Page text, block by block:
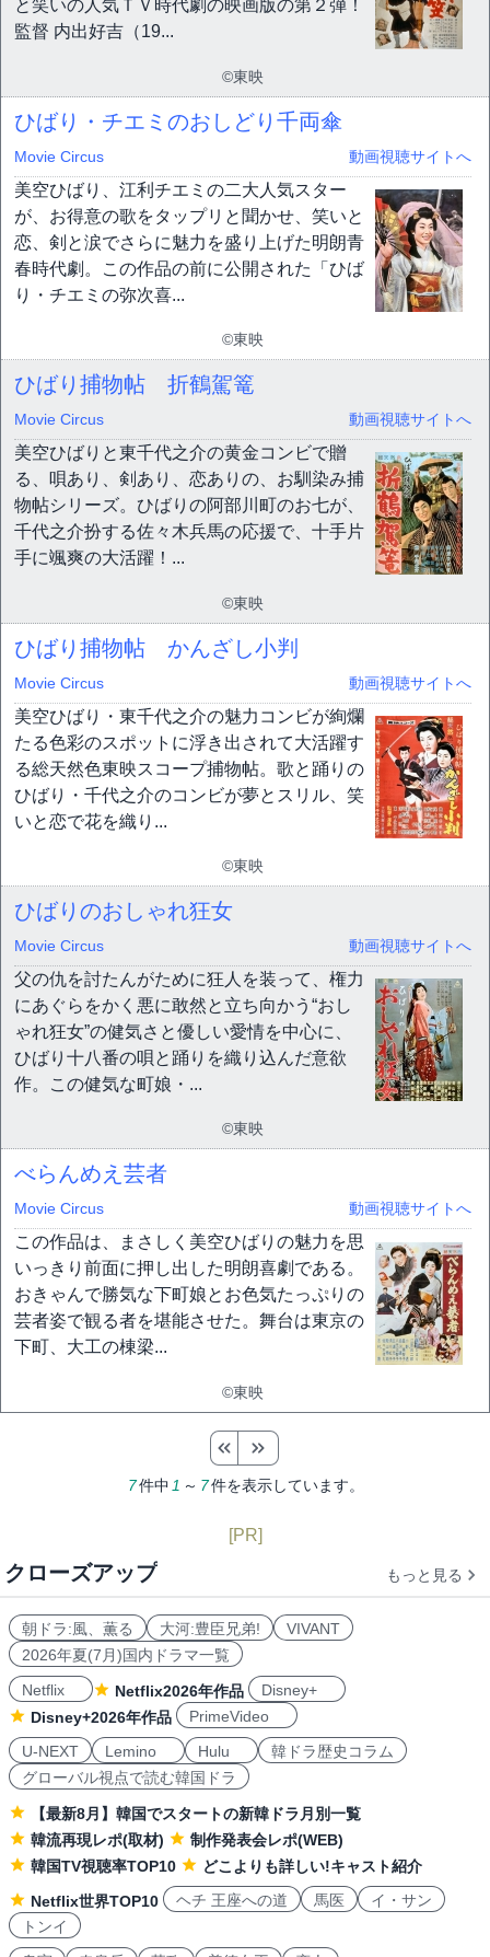
と笑いの人気ＴＶ時代劇の映画版の第２弾！
監督 内出好吉（19...
©東映
ひばり・チエミのおしどり千両傘
Movie Circus 動画視聴サイトへ
美空ひばり、江利チエミの二大人気スター
が、お得意の歌をタップリと聞かせ、笑いと
恋、剣と涙でさらに魅力を盛り上げた明朗青
春時代劇。この作品の前に公開された「ひば
り・チエミの弥次喜...
©東映
ひばり捕物帖 折鶴駕篭
Movie Circus 動画視聴サイトへ
美空ひばりと東千代之介の黄金コンビで贈
る、唄あり、剣あり、恋ありの、お馴染み捕
物帖シリーズ。ひばりの阿部川町のお七が、
千代之介扮する佐々木兵馬の応援で、十手片
手に颯爽の大活躍！...
©東映
ひばり捕物帖 かんざし小判
Movie Circus 動画視聴サイトへ
美空ひばり・東千代之介の魅力コンビが絢爛
たる色彩のスポットに浮き出されて大活躍す
る総天然色東映スコープ捕物帖。歌と踊りの
ひばり・千代之介のコンビが夢とスリル、笑
いと恋で花を織り...
©東映
ひばりのおしゃれ狂女
Movie Circus 動画視聴サイトへ
父の仇を討たんがために狂人を装って、権力
にあぐらをかく悪に敢然と立ち向かう“おし
ゃれ狂女”の健気さと優しい愛情を中心に、
ひばり十八番の唄と踊りを織り込んだ意欲
作。この健気な町娘・...
©東映
べらんめえ芸者
Movie Circus 動画視聴サイトへ
この作品は、まさしく美空ひばりの魅力を思
いっきり前面に押し出した明朗喜劇である。
おきゃんで勝気な下町娘とお色気たっぷりの
芸者姿で観る者を堪能させた。舞台は東京の
下町、大工の棟梁...
©東映
7件中 1 ～ 7件を表示しています。
[PR]
クローズアップ もっと見る
朝ドラ:風、薫る 大河:豊臣兄弟!
VIVANT
2026年夏(7月)国内ドラマ一覧
Netflix
Netflix2026年作品
Disney+
Disney+2026年作品
PrimeVideo
U-NEXT
Lemino Hulu
韓ドラ歴史コラム
グローバル視点で読む韓国ドラ
【最新8月】韓国でスタートの新韓ドラ月別一覧
韓流再現レポ(取材)
制作発表会レポ(WEB)
韓国TV視聴率TOP10
どこよりも詳しい!キャスト紹介
Netflix世界TOP10
ヘチ 王座への道 馬医
イ・サン
トンイ